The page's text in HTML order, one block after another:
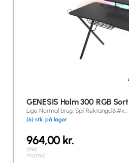
GENESIS Holm 300 RGB Sort
Lige Normal brug: Spil Rektangul&#x…
(6) stk. på lager
964,00kr.
(inkl.
moms)